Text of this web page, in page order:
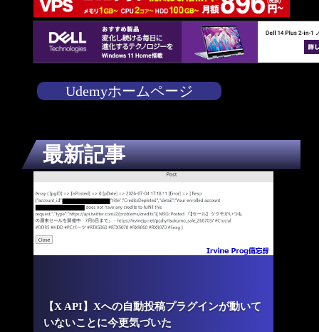
Udemyホームページ
最新記事
【X API】Xへの自動投稿プラグインが動いて
いないことに今更気づいた